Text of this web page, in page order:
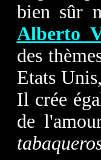
bien sûr
Alberto
des
Etats
Il crée
de